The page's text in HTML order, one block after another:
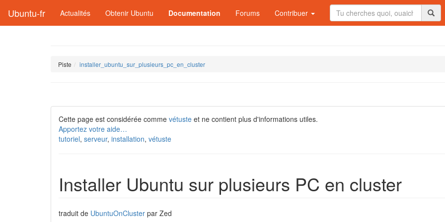
Ubuntu-fr Actualités Obtenir Ubuntu Documentation Forums Contribuer
Piste installer_ubuntu_sur_plusieurs_pc_en_cluster
Cette page est considérée comme vétuste et ne contient plus d'informations utiles.
Apportez votre aide…
tutoriel, serveur, installation, vétuste
Installer Ubuntu sur plusieurs PC en cluster
traduit de UbuntuOnCluster par Zed